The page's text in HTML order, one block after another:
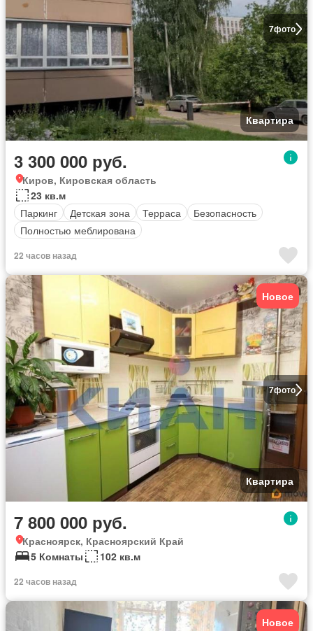
7фото
Квартира
3 300 000 руб.
Киров, Кировская область
23 кв.м
Паркинг
Детская зона Терраса
Безопасность
Полностью меблирована
22 часов назад
7фото
Новое
Квартира
7 800 000 руб.
Красноярск, Красноярский Край
5 Комнаты
102 кв.м
22 часов назад
Новое